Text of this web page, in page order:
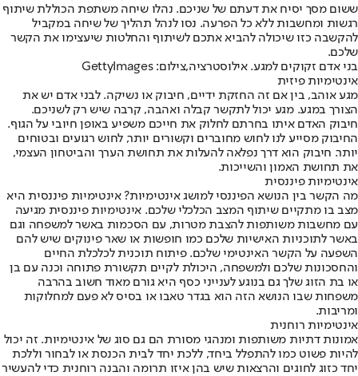
ששום מסך יסיח את דעתם של שניכם. נהלו שיחה משתפת הכוללת שיתוף
רגשות ומחשבות ללא כל הפרעה. נסו לנהל תהליך של שיחה במקביל
להקשבה כזו שיכולה להביא אתכם לשיתוף והחלטות שיעצימו את הקשר
שלכם.
בני אדם זקוקים למגע. אילוסטרציה,צילום: GettyImages
אינטימיות פיזית
מגע אוהב, בין אם זה החזקת ידיים, חיבוק או נשיקה. לבני אדם יש את
הצורך במגע. מגע יכול לתקשר קבלה ואהבה, קרבה שיש רק לשניכם.
חיבוק האדם איתו בחרתם לחלוק את חייכם משפיע באופן חיובי על הגוף.
החיבוק מסייע לנו לחוש מחוברים וקשורים יותר, לחוש רגועים ובטוחים
יותר. חיבוק הוא דרך נפלאה להעלות את תחושת הערך והביטחון העצמי,
את תחושת האמון והשייכות.
אינטימיות פיננסית
מה הקשר בין הנושא הפיננסי למושג אינטימיות? אינטימיות פיננסית היא
מצב בו מתקיים שיתוף המצב הכלכלי שלכם. אינטימיות פיננסית מגיעה
עם מחשבות משותפות להצבת מטרות, עם הסכמות באשר למשפחה וגם
באשר לתוכניות האישיות שלכם כמו חופשות או שאר פינוקים שיש להם
השפעה על הקשר האינטימי שלכם. פיתוח תוכנית לכלכלת החיים
והחסכונות שלכם ולמשפחה, היכולת לקיים תקשורת פתוחה וכנה עם בן
או בת הזוג שלך גם בנוגע לענייני כסף היא גורם מאוד חשוב בהרבה
משפחות שבו הנושא הזה הוא בגדר טאבו או בסיס לא פעם למחלוקות
ומריבות.
אינטימיות רוחנית
אמונות דתיות משותפות ומנהגי מסורת הם גם סוג של אינטימיות. זה יכול
להיות פשוט כמו להתפלל ביחד, ללכת יחד לבית הכנסת או לבחור וללכת
יחד כזוג לחוגים והרצאות שיש בהן איזו תרומה והבנה רוחנית כדי להעשיר